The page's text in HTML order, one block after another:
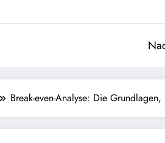
Break-even-Analyse: Die